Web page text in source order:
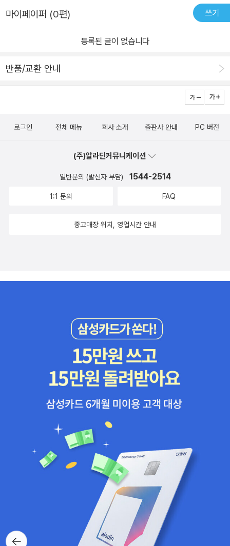
마이페이퍼 (0편) 쓰기
등록된 글이 없습니다
반품/교환 안내
뒤로가
기
로그인 전체 메뉴 회사 소개 출판사 안내 PC 버전
(주)알라딘커뮤니케이션
일반문의 (발신자 부담) 1544-2514
1:1 문의 FAQ
중고매장 위치, 영업시간 안내